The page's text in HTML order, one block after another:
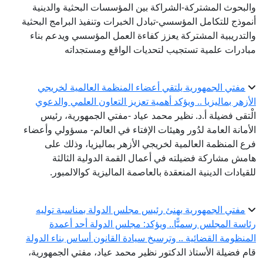
والبحوث المشتركة-الشراكة بين المؤسسات البحثية والدينية
أنموذج للتكامل المؤسسي-تبادل الخبرات وتنفيذ البرامج البحثية
والتدريبية المشتركة يعزز كفاءة العمل المؤسسي ويدعم بناء
مبادرات علمية تستجيب لتحديات الواقع ومستجداته
مفتي الجمهورية يلتقي أعضاء المنظمة العالمية لخريجي
الأزهر بماليزيا .. ويؤكد أهمية تعزيز التعاون العلمي والدعوي
الْتقى فضيلة أ.د. نظير محمد عياد -مفتي الجمهورية، رئيس
الأمانة العامة لدُور وهيئات الإفتاء في العالم- مسؤولي وأعضاء
فرع المنظمة العالمية لخريجي الأزهر بماليزيا، وذلك على
هامش مشاركة فضيلته في أعمال القمة الدولية الثالثة
للقيادات الدينية المنعقدة بالعاصمة الماليزية كوالالمبور.
مفتي الجمهورية يهنئ رئيس مجلس الدولة بمناسبة توليه
رئاسة المجلس رسميًّا.. ويؤكد: مجلس الدولة أحد أعمدة
المنظومة القضائية .. وترسيخ سيادة القانون أساس بناء الدولة
قام فضيلة الأستاذ الدكتور نظير محمد عياد، مفتي الجمهورية،